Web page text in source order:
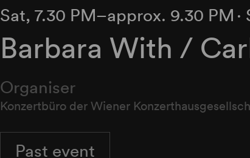
Sat, 7.30 PM–approx. 9.30 PM ∙
Barbara With /
Organiser
Konzertbüro der Wiener
Past event